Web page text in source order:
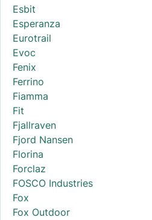
Esbit
Esperanza
Eurotrail
Evoc
Fenix
Ferrino
Fiamma
Fit
Fjallraven
Fjord Nansen
Florina
Forclaz
FOSCO Industries
Fox
Fox Outdoor